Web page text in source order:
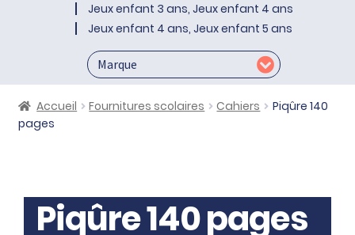
Jeux enfant 3 ans, Jeux enfant 4 ans
Jeux enfant 4 ans, Jeux enfant 5 ans
Accueil Fournitures scolaires Cahiers
Piqûre 140
pages
Piqûre 140 pages